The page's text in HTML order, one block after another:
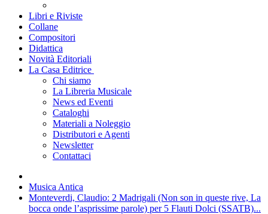
Libri e Riviste
Collane
Compositori
Didattica
Novità Editoriali
La Casa Editrice
Chi siamo
La Libreria Musicale
News ed Eventi
Cataloghi
Materiali a Noleggio
Distributori e Agenti
Newsletter
Contattaci
Musica Antica
Monteverdi, Claudio: 2 Madrigali (Non son in queste rive, La
bocca onde l’asprissime parole) per 5 Flauti Dolci (SSATB)...